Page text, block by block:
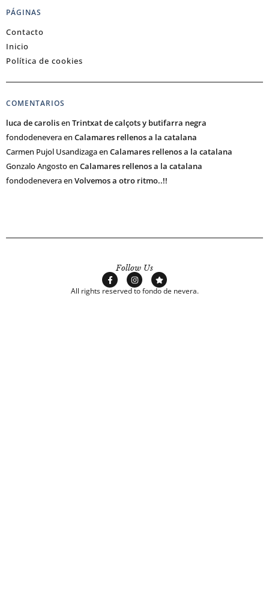
PÁGINAS
Contacto
Inicio
Política de cookies
COMENTARIOS
luca de carolisen Trintxat de calçots y butifarra negra
fondodeneveraen Calamares rellenos a la catalana
Carmen Pujol Usandizagaen Calamares rellenos a la catalana
Gonzalo Angostoen Calamares rellenos a la catalana
fondodeneveraen Volvemos a otro ritmo..!!
Follow Us
All rights reserved to fondo de nevera.